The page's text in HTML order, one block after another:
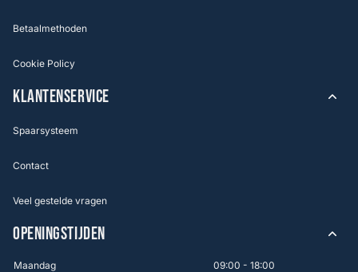
Betaalmethoden
Cookie Policy
KLANTENSERVICE
Spaarsysteem
Contact
Veel gestelde vragen
OPENINGSTIJDEN
Maandag
09:00 - 18:00